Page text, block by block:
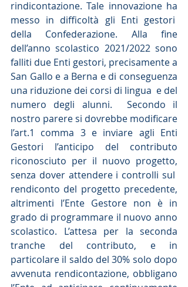
rindicontazione. Tale innovazione ha
messo in difficoltà gli Enti gestori
della Confederazione. Alla fine
dell’anno scolastico 2021/2022 sono
falliti due Enti gestori, precisamente a
San Gallo e a Berna e di conseguenza
una riduzione dei corsi di lingua  e del
numero degli alunni.  Secondo il
nostro parere si dovrebbe modificare
l’art.1 comma 3 e inviare agli Enti
Gestori l’anticipo del contributo
riconosciuto per il nuovo progetto,
senza dover attendere i controlli sul
rendiconto del progetto precedente,
altrimenti l’Ente Gestore non è in
grado di programmare il nuovo anno
scolastico. L’attesa per la seconda
tranche del contributo, e in
particolare il saldo del 30% solo dopo
avvenuta rendicontazione, obbligano